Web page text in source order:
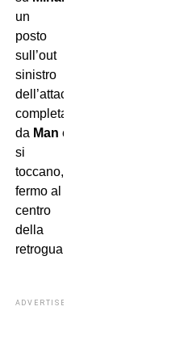
un
posto
sull’out
sinistro
dell’attacco,
completato
da Man e
si
toccano,
fermo al
centro
della
retroguardia.
ADVERTISEMENT